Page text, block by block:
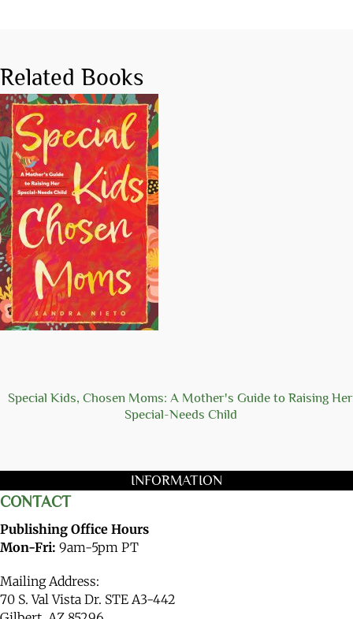
Related Books
Special Kids, Chosen Moms: A Mother's Guide to Raising Her
Special-Needs Child
INFORMATION
CONTACT
Publishing Office Hours
Mon-Fri: 9am-5pm PT
Mailing Address:
70 S. Val Vista Dr. STE A3-442